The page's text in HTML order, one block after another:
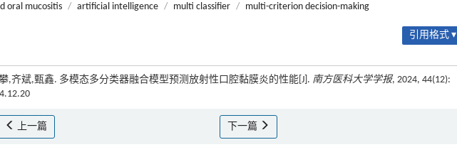
oral mucositis / artificial intelligence / multi classifier / multi-criterion decision-making
引用格式 ▾
,齐斌,甄鑫. 多模态多分类器融合模型预测放射性口腔黏膜炎的性能[J]. 南方医科大学学报, 2024, 44(12):
上一篇 下一篇